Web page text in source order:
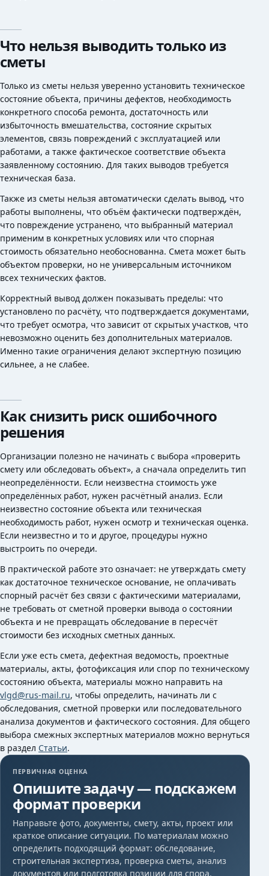
Что нельзя выводить только из
сметы
Только из сметы нельзя уверенно установить техническое
состояние объекта, причины дефектов, необходимость
конкретного способа ремонта, достаточность или
избыточность вмешательства, состояние скрытых
элементов, связь повреждений с эксплуатацией или
работами, а также фактическое соответствие объекта
заявленному состоянию. Для таких выводов требуется
техническая база.
Также из сметы нельзя автоматически сделать вывод, что
работы выполнены, что объём фактически подтверждён,
что повреждение устранено, что выбранный материал
применим в конкретных условиях или что спорная
стоимость обязательно необоснованна. Смета может быть
объектом проверки, но не универсальным источником
всех технических фактов.
Корректный вывод должен показывать пределы: что
установлено по расчёту, что подтверждается документами,
что требует осмотра, что зависит от скрытых участков, что
невозможно оценить без дополнительных материалов.
Именно такие ограничения делают экспертную позицию
сильнее, а не слабее.
Как снизить риск ошибочного
решения
Организации полезно не начинать с выбора «проверить
смету или обследовать объект», а сначала определить тип
неопределённости. Если неизвестна стоимость уже
определённых работ, нужен расчётный анализ. Если
неизвестно состояние объекта или техническая
необходимость работ, нужен осмотр и техническая оценка.
Если неизвестно и то и другое, процедуры нужно
выстроить по очереди.
В практической работе это означает: не утверждать смету
как достаточное техническое основание, не оплачивать
спорный расчёт без связи с фактическими материалами,
не требовать от сметной проверки вывода о состоянии
объекта и не превращать обследование в пересчёт
стоимости без исходных сметных данных.
Если уже есть смета, дефектная ведомость, проектные
материалы, акты, фотофиксация или спор по техническому
состоянию объекта, материалы можно направить на
vlgd@rus-mail.ru, чтобы определить, начинать ли с
обследования, сметной проверки или последовательного
анализа документов и фактического состояния. Для общего
выбора смежных экспертных материалов можно вернуться
в раздел Статьи.
ПЕРВИЧНАЯ ОЦЕНКА
Опишите задачу — подскажем
формат проверки
Направьте фото, документы, смету, акты, проект или
краткое описание ситуации. По материалам можно
определить подходящий формат: обследование,
строительная экспертиза, проверка сметы, анализ
документов или подготовка позиции для спора.